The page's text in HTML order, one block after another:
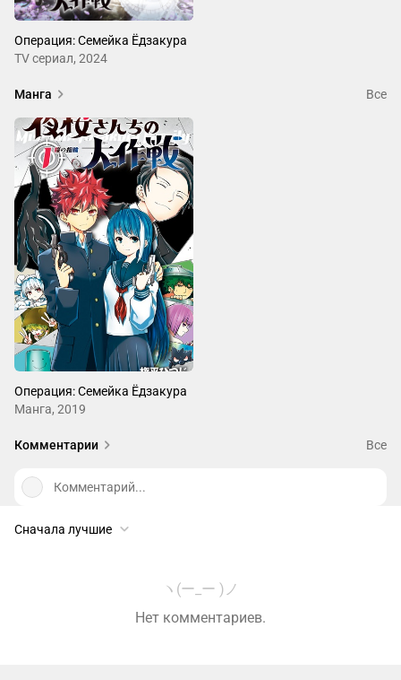
Операция: Семейка Ёдзакура
ТV сериал, 2024
Манга Все
Операция: Семейка Ёдзакура
Манга, 2019
Комментарии Все
Комментарий...
Сначала лучшие
ヽ(ー_ー )ノ
Нет комментариев.